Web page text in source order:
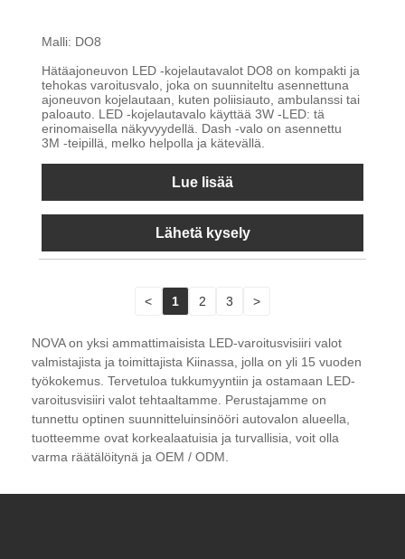
Malli: DO8
Hätäajoneuvon LED -kojelautavalot DO8 on kompakti ja
tehokas varoitusvalo, joka on suunniteltu asennettuna
ajoneuvon kojelautaan, kuten poliisiauto, ambulanssi tai
paloauto. LED -kojelautavalo käyttää 3W -LED: tä
erinomaisella näkyvyydellä. Dash -valo on asennettu
3M -teipillä, melko helpolla ja kätevällä.
Lue lisää
Lähetä kysely
< 1 2 3 >
NOVA on yksi ammattimaisista LED-varoitusvisiiri valot
valmistajista ja toimittajista Kiinassa, jolla on yli 15 vuoden
työkokemus. Tervetuloa tukkumyyntiin ja ostamaan LED-
varoitusvisiiri valot tehtaaltamme. Perustajamme on
tunnettu optinen suunnitteluinsinööri autovalon alueella,
tuotteemme ovat korkealaatuisia ja turvallisia, voit olla
varma räätälöitynä ja OEM / ODM.